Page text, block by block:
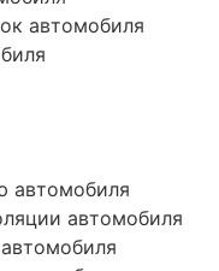
автомобиля
автомобиля
автомобиля